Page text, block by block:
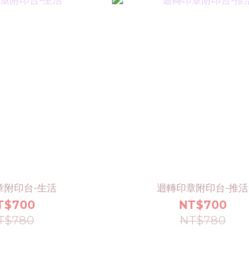
附印台-生活 迴轉印章附印台-推活
NT$700
NT$780